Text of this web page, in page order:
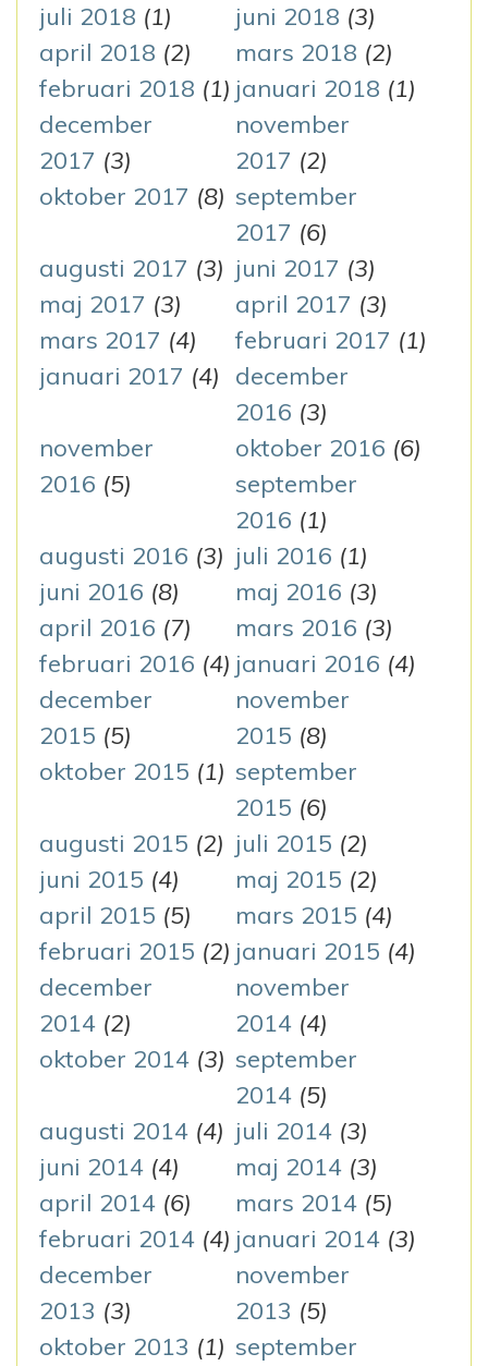
juli 2018 (1) juni 2018 (3)
april 2018 (2) mars 2018 (2)
februari 2018 (1) januari 2018 (1)
december
2017 (3)
november
2017 (2)
oktober 2017 (8) september
2017 (6)
augusti 2017 (3) juni 2017 (3)
maj 2017 (3) april 2017 (3)
mars 2017 (4) februari 2017 (1)
januari 2017 (4)
december
2016 (3)
november
2016 (5)
oktober 2016 (6)
september
2016 (1)
augusti 2016 (3) juli 2016 (1)
juni 2016 (8) maj 2016 (3)
april 2016 (7) mars 2016 (3)
februari 2016 (4) januari 2016 (4)
december
2015 (5)
november
2015 (8)
oktober 2015 (1) september
2015 (6)
augusti 2015 (2) juli 2015 (2)
juni 2015 (4) maj 2015 (2)
april 2015 (5) mars 2015 (4)
februari 2015 (2) januari 2015 (4)
december
2014 (2)
november
2014 (4)
oktober 2014 (3) september
2014 (5)
augusti 2014 (4) juli 2014 (3)
juni 2014 (4) maj 2014 (3)
april 2014 (6) mars 2014 (5)
februari 2014 (4) januari 2014 (3)
december
2013 (3)
november
2013 (5)
oktober 2013 (1) september